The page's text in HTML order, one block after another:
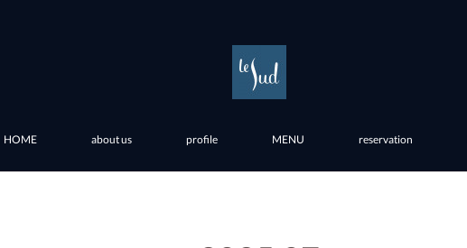
HOME about us profile MENU reservation